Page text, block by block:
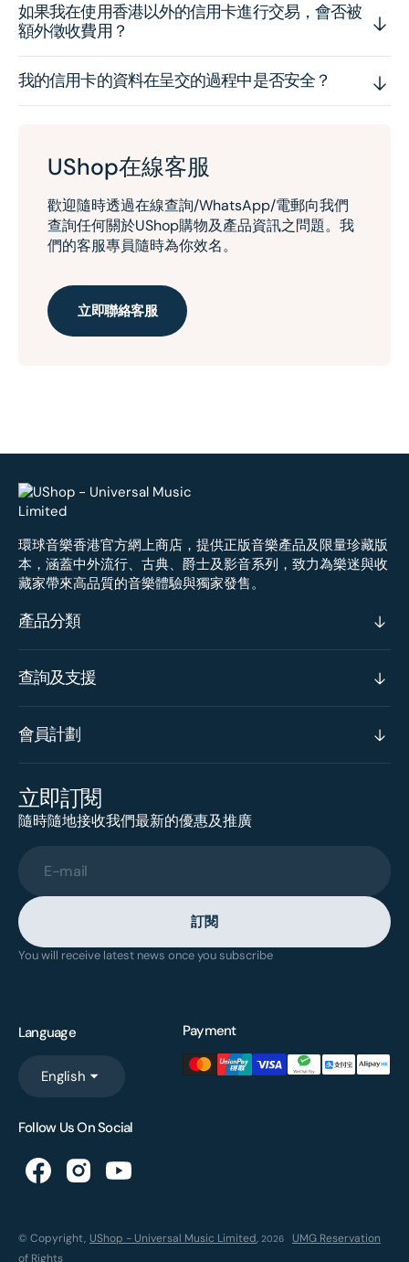
如果我在使用香港以外的信用卡進行交易，會否被
額外徵收費用？
我的信用卡的資料在呈交的過程中是否安全？
UShop在線客服
歡迎隨時透過在線查詢/WhatsApp/電郵向我們
查詢任何關於UShop購物及產品資訊之問題。我
們的客服專員隨時為你效名。
立即聯絡客服
環球音樂香港官方網上商店，提供正版音樂產品及限量珍藏版
本，涵蓋中外流行、古典、爵士及影音系列，致力為樂迷與收
藏家帶來高品質的音樂體驗與獨家發售。
產品分類
查詢及支援
會員計劃
立即訂閱
隨時隨地接收我們最新的優惠及推廣
E-mail
訂閱
You will receive latest news once you subscribe
Language
English
Payment
Follow Us On Social
© Copyright, UShop - Universal Music Limited, 2026
UMG Reservation
of Rights